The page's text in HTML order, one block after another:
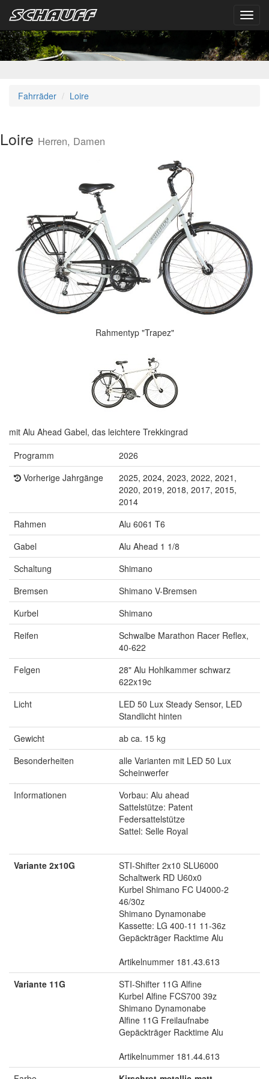
Fahrräder Loire
Loire Herren, Damen
Rahmentyp "Trapez"
mit Alu Ahead Gabel, das leichtere Trekkingrad
Programm
2026
Vorherige Jahrgänge
2025, 2024, 2023, 2022, 2021,
2020, 2019, 2018, 2017, 2015,
2014
Rahmen
Alu 6061 T6
Gabel
Alu Ahead 1 1/8
Schaltung
Shimano
Bremsen
Shimano V-Bremsen
Kurbel
Shimano
Reifen
Schwalbe Marathon Racer Reflex,
40-622
Felgen
28" Alu Hohlkammer schwarz
622x19c
Licht
LED 50 Lux Steady Sensor, LED
Standlicht hinten
Gewicht
ab ca. 15 kg
Besonderheiten
alle Varianten mit LED 50 Lux
Scheinwerfer
Informationen
Vorbau: Alu ahead
Sattelstütze: Patent
Federsattelstütze
Sattel: Selle Royal
Variante 2x10G
STI-Shifter 2x10 SLU6000
Schaltwerk RD U60x0
Kurbel Shimano FC U4000-2
46/30z
Shimano Dynamonabe
Kassette: LG 400-11 11-36z
Gepäckträger Racktime Alu
Artikelnummer 181.43.613
Variante 11G
STI-Shifter 11G Alfine
Kurbel Alfine FCS700 39z
Shimano Dynamonabe
Alfine 11G Freilaufnabe
Gepäckträger Racktime Alu
Artikelnummer 181.44.613